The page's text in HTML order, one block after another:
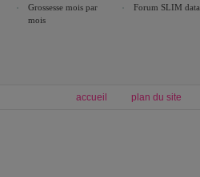
Grossesse mois par
mois
Forum SLIM data
accueil plan du site